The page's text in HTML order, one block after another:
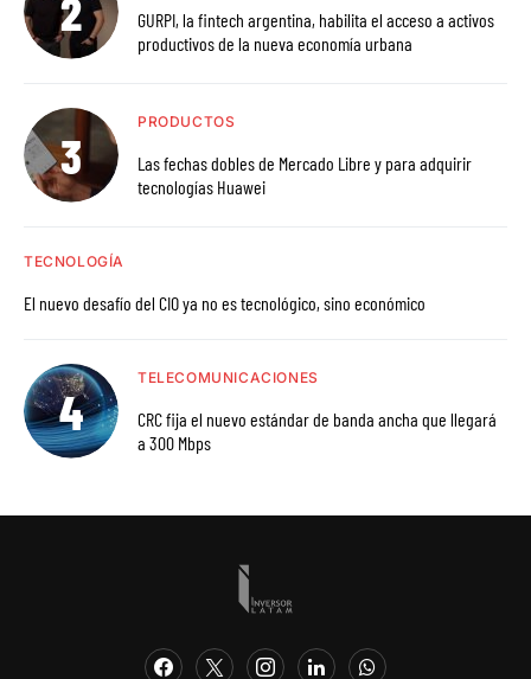
GURPI, la fintech argentina, habilita el acceso a activos
productivos de la nueva economía urbana
PRODUCTOS
Las fechas dobles de Mercado Libre y para adquirir
tecnologías Huawei
TECNOLOGÍA
El nuevo desafío del CIO ya no es tecnológico, sino económico
TELECOMUNICACIONES
CRC fija el nuevo estándar de banda ancha que llegará
a 300 Mbps